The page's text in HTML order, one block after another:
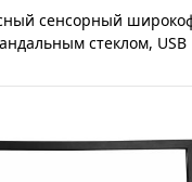
сенсорный
стеклом, USB